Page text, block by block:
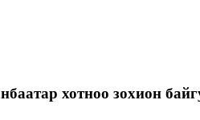
хотноо зохион